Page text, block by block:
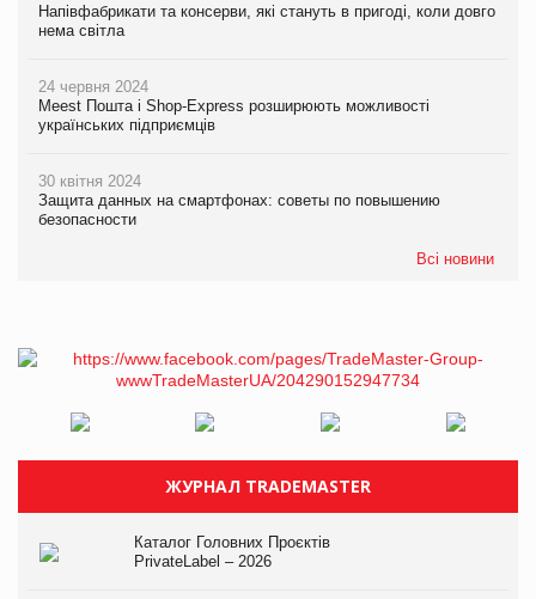
Напівфабрикати та консерви, які стануть в пригоді, коли довго
нема світла
24 червня 2024
Meest Пошта і Shop-Express розширюють можливості
українських підприємців
30 квітня 2024
Защита данных на смартфонах: советы по повышению
безопасности
Всі новини
ЖУРНАЛ TRADEMASTER
Каталог Головних Проєктів
PrivateLabel – 2026